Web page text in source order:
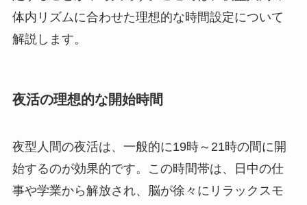
体内リズムに合わせた理想的な時間設定について
解説します。
夜活の理想的な開始時間
夜型人間の夜活は、一般的に19時～21時の間に開
始するのが効果的です。この時間帯は、日中の仕
事や学業から解放され、脳が徐々にリラックスモ